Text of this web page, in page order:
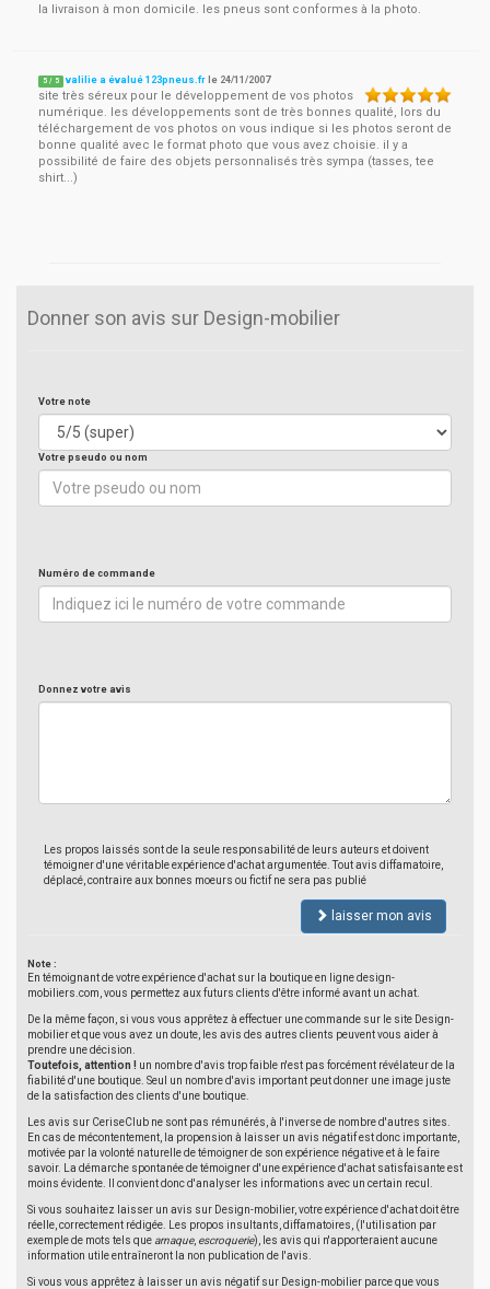
la livraison à mon domicile. les pneus sont conformes à la photo.
5 / 5 valilie a évalué 123pneus.fr le 24/11/2007
site très séreux pour le développement de vos photos
numérique. les développements sont de très bonnes qualité, lors du
téléchargement de vos photos on vous indique si les photos seront de
bonne qualité avec le format photo que vous avez choisie. il y a
possibilité de faire des objets personnalisés très sympa (tasses, tee
shirt...)
Donner son avis sur Design-mobilier
Votre note
Votre pseudo ou nom
Numéro de commande
Donnez votre avis
Les propos laissés sont de la seule responsabilité de leurs auteurs et doivent
témoigner d'une véritable expérience d'achat argumentée. Tout avis diffamatoire,
déplacé, contraire aux bonnes moeurs ou fictif ne sera pas publié
laisser mon avis
Note :
En témoignant de votre expérience d'achat sur la boutique en ligne design-
mobiliers.com, vous permettez aux futurs clients d'être informé avant un achat.
De la même façon, si vous vous apprêtez à effectuer une commande sur le site Design-
mobilier et que vous avez un doute, les avis des autres clients peuvent vous aider à
prendre une décision.
Toutefois, attention ! un nombre d'avis trop faible n'est pas forcément révélateur de la
fiabilité d'une boutique. Seul un nombre d'avis important peut donner une image juste
de la satisfaction des clients d'une boutique.
Les avis sur CeriseClub ne sont pas rémunérés, à l'inverse de nombre d'autres sites.
En cas de mécontentement, la propension à laisser un avis négatif est donc importante,
motivée par la volonté naturelle de témoigner de son expérience négative et à le faire
savoir. La démarche spontanée de témoigner d'une expérience d'achat satisfaisante est
moins évidente. Il convient donc d'analyser les informations avec un certain recul.
Si vous souhaitez laisser un avis sur Design-mobilier, votre expérience d'achat doit être
réelle, correctement rédigée. Les propos insultants, diffamatoires, (l'utilisation par
exemple de mots tels que arnaque, escroquerie), les avis qui n'apporteraient aucune
information utile entraîneront la non publication de l'avis.
Si vous vous apprêtez à laisser un avis négatif sur Design-mobilier parce que vous